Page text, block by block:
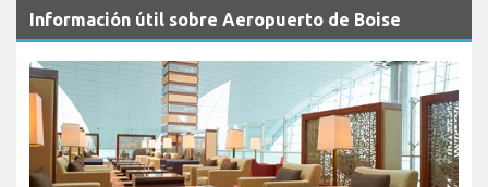
Información útil sobre Aeropuerto de Boise